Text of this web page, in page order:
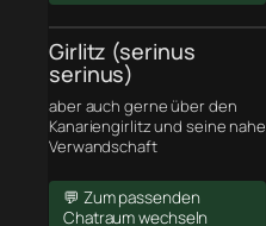
Girlitz (serinus
serinus)
aber auch gerne über den
Kanariengirlitz und seine nahe
Verwandschaft
💬 Zum passenden
Chatraum wechseln